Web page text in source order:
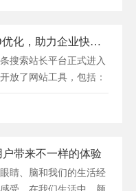
做网站支持头条SEO优化，助力企业快速布局移动端全网搜索
搜索站长平台正式进入
放了网站工具，包括：
带来不一样的体验
睛、脑和我们的生活经